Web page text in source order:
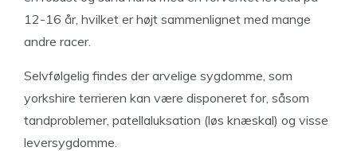
12-16 år, hvilket er højt sammenlignet med mange
andre racer.
Selvfølgelig findes der arvelige sygdomme, som
yorkshire terrieren kan være disponeret for, såsom
tandproblemer, patellaluksation (løs knæskal) og visse
leversygdomme.